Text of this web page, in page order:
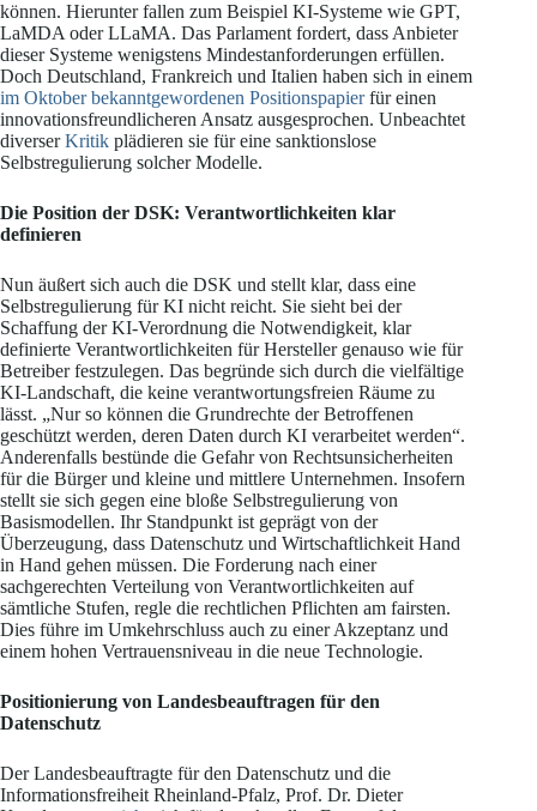
können. Hierunter fallen zum Beispiel KI-Systeme wie GPT,
LaMDA oder LLaMA. Das Parlament fordert, dass Anbieter
dieser Systeme wenigstens Mindestanforderungen erfüllen.
Doch Deutschland, Frankreich und Italien haben sich in einem
im Oktober bekanntgewordenen Positionspapierfür einen
innovationsfreundlicheren Ansatz ausgesprochen. Unbeachtet
diverserKritik plädieren sie für eine sanktionslose
Selbstregulierung solcher Modelle.
Die Position der DSK: Verantwortlichkeiten klar
definieren
Nun äußert sich auch die DSK und stellt klar, dass eine
Selbstregulierung für KI nicht reicht. Sie sieht bei der
Schaffung der KI-Verordnung die Notwendigkeit, klar
definierte Verantwortlichkeiten für Hersteller genauso wie für
Betreiber festzulegen. Das begründe sich durch die vielfältige
KI-Landschaft, die keine verantwortungsfreien Räume zu
lässt. „Nur so können die Grundrechte der Betroffenen
geschützt werden, deren Daten durch KI verarbeitet werden“.
Anderenfalls bestünde die Gefahr von Rechtsunsicherheiten
für die Bürger und kleine und mittlere Unternehmen. Insofern
stellt sie sich gegen eine bloße Selbstregulierung von
Basismodellen. Ihr Standpunkt ist geprägt von der
Überzeugung, dass Datenschutz und Wirtschaftlichkeit Hand
in Hand gehen müssen. Die Forderung nach einer
sachgerechten Verteilung von Verantwortlichkeiten auf
sämtliche Stufen, regle die rechtlichen Pflichten am fairsten.
Dies führe im Umkehrschluss auch zu einer Akzeptanz und
einem hohen Vertrauensniveau in die neue Technologie.
Positionierung von Landesbeauftragen für den
Datenschutz
Der Landesbeauftragte für den Datenschutz und die
Informationsfreiheit Rheinland-Pfalz, Prof. Dr. Dieter